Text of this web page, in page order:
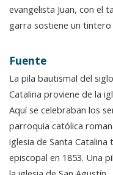
evangelista Juan, con el
garra sostiene un
Fuente
La pila bautismal del
Catalina proviene de la
Aquí se celebraban los
parroquia católica
iglesia de Santa
episcopal en 1853. Una